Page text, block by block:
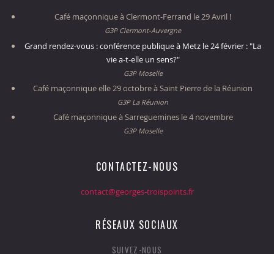
Café maçonnique à Clermont-Ferrand le 29 Avril !
G3P Clermont-Auvergne
Grand rendez-vous : conférence publique à Metz le 24 février : "La
vie a-t-elle un sens?"
G3P Moselle
Café maçonnique elle 29 octobre à Saint Pierre de la Réunion
G3P La Réunion
Café maçonnique à Sarreguemines le 4 novembre
G3P Moselle
CONTACTEZ-NOUS
contact@georges-troispoints.fr
RÉSEAUX SOCIAUX
SUIVEZ-NOUS